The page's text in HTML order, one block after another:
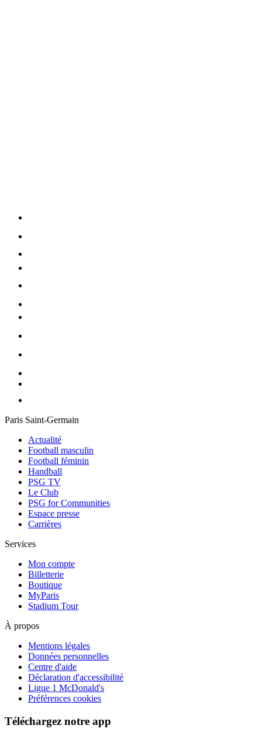
Paris Saint-Germain
Actualité
Football masculin
Football féminin
Handball
PSG TV
Le Club
PSG for Communities
Espace presse
Carrières
Services
Mon compte
Billetterie
Boutique
MyParis
Stadium Tour
À propos
Mentions légales
Données personnelles
Centre d'aide
Déclaration d'accessibilité
Ligue 1 McDonald's
Préférences cookies
Téléchargez notre app